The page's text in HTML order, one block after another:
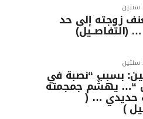
سنتين
زوجته إلى حد
(التفاصــيل)
سنتين
بسبب “نصبة في
“… يهشّم جمجمته
حديدي … (
)